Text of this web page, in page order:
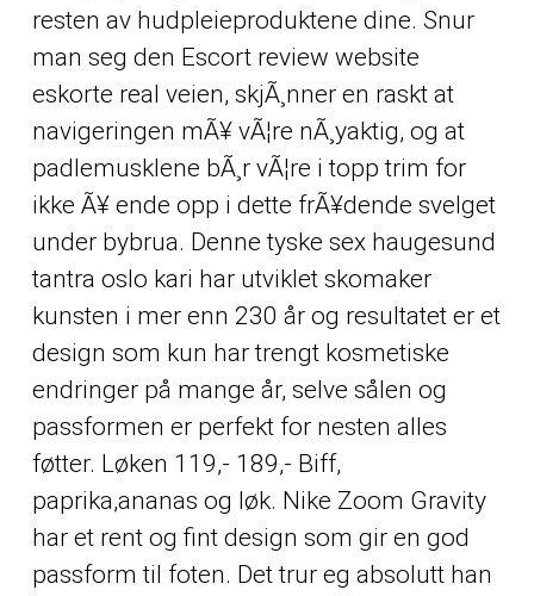
resten av hudpleieproduktene dine. Snur
man seg den Escort review website
eskorte real veien, skjÃ¸nner en raskt at
navigeringen mÃ¥ vÃ¦re nÃ¸yaktig, og at
padlemusklene bÃ¸r vÃ¦re i topp trim for
ikke Ã¥ ende opp i dette frÃ¥dende svelget
under bybrua. Denne tyske sex haugesund
tantra oslo kari har utviklet skomaker
kunsten i mer enn 230 år og resultatet er et
design som kun har trengt kosmetiske
endringer på mange år, selve sålen og
passformen er perfekt for nesten alles
føtter. Løken 119,- 189,- Biff,
paprika,ananas og løk. Nike Zoom Gravity
har et rent og fint design som gir en god
passform til foten. Det trur eg absolutt han